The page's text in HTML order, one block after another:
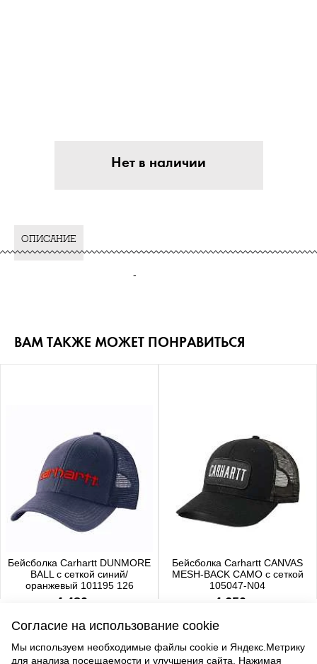
Нет в наличии
ОПИСАНИЕ
-
ВАМ ТАКЖЕ МОЖЕТ ПОНРАВИТЬСЯ
Бейсболка Carhartt DUNMORE
BALL с сеткой синий/
оранжевый 101195 126
4 480 р.
Бейсболка Carhartt CANVAS
MESH-BACK CAMO с сеткой
105047-N04
4 650 р.
Согласие на использование cookie
Мы используем необходимые файлы cookie и Яндекс.Метрику
для анализа посещаемости и улучшения сайта. Нажимая